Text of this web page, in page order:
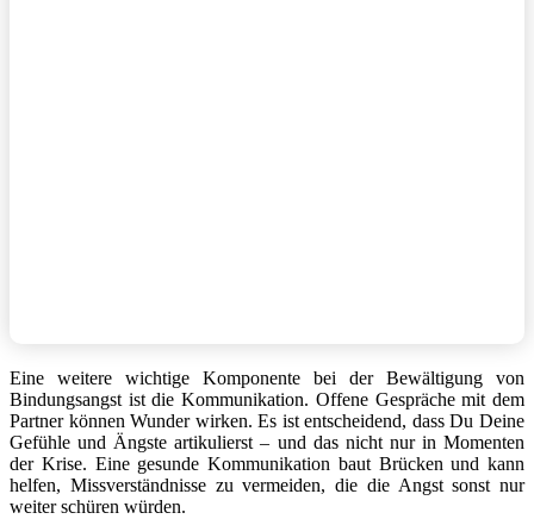
Eine weitere wichtige Komponente bei der Bewältigung von
Bindungsangst ist die Kommunikation. Offene Gespräche mit dem
Partner können Wunder wirken. Es ist entscheidend, dass Du Deine
Gefühle und Ängste artikulierst – und das nicht nur in Momenten
der Krise. Eine gesunde Kommunikation baut Brücken und kann
helfen, Missverständnisse zu vermeiden, die die Angst sonst nur
weiter schüren würden.